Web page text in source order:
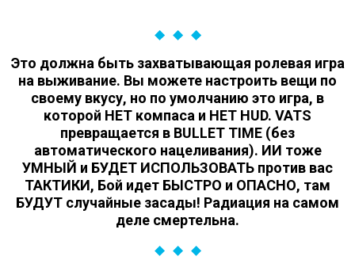
Это должна быть захватывающая ролевая игра
на выживание. Вы можете настроить вещи по
своему вкусу, но по умолчанию это игра, в
которой НЕТ компаса и НЕТ HUD. VATS
превращается в BULLET TIME (без
автоматического нацеливания). ИИ тоже
УМНЫЙ и БУДЕТ ИСПОЛЬЗОВАТЬ против вас
ТАКТИКИ, Бой идет БЫСТРО и ОПАСНО, там
БУДУТ случайные засады! Радиация на самом
деле смертельна.